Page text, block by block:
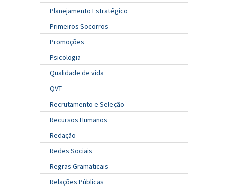
Planejamento Estratégico
Primeiros Socorros
Promoções
Psicologia
Qualidade de vida
QVT
Recrutamento e Seleção
Recursos Humanos
Redação
Redes Sociais
Regras Gramaticais
Relações Públicas